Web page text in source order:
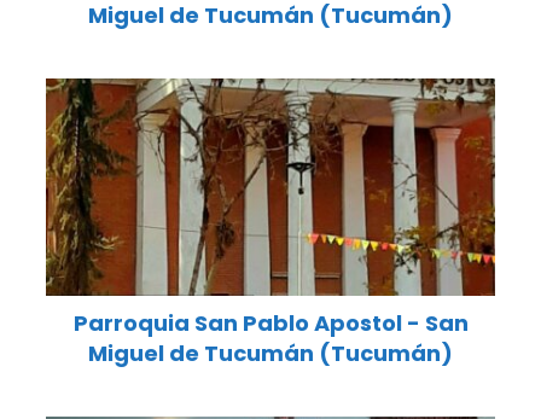
Miguel de Tucumán (Tucumán)
Parroquia San Pablo Apostol - San
Miguel de Tucumán (Tucumán)